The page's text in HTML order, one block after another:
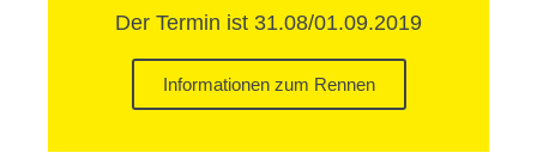
Der Termin ist 31.08/01.09.2019
Informationen zum Rennen